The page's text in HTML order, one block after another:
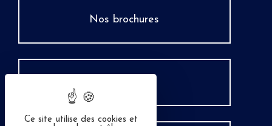
Nos brochures
Ce site utilise des cookies et